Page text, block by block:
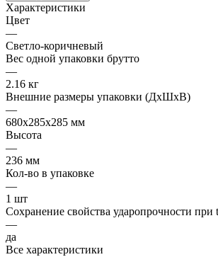
Характеристики
Цвет
—
Светло-коричневый
Вес одной упаковки брутто
—
2.16 кг
Внешние размеры упаковки (ДхШхВ)
—
680х285х285 мм
Высота
—
236 мм
Кол-во в упаковке
—
1 шт
Сохранение свойства ударопрочности при
—
да
Все характеристики